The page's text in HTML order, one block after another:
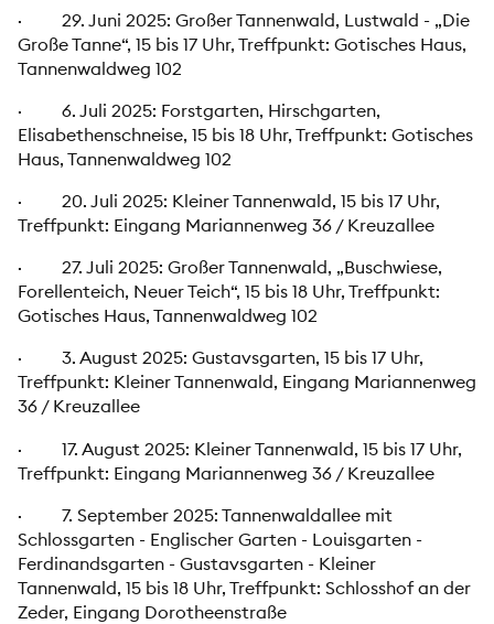
· 29. Juni 2025: Großer Tannenwald, Lustwald - „Die
Große Tanne“, 15 bis 17 Uhr, Treffpunkt: Gotisches Haus,
Tannenwaldweg 102
· 6. Juli 2025: Forstgarten, Hirschgarten,
Elisabethenschneise, 15 bis 18 Uhr, Treffpunkt: Gotisches
Haus, Tannenwaldweg 102
· 20. Juli 2025: Kleiner Tannenwald, 15 bis 17 Uhr,
Treffpunkt: Eingang Mariannenweg 36 / Kreuzallee
· 27. Juli 2025: Großer Tannenwald, „Buschwiese,
Forellenteich, Neuer Teich“, 15 bis 18 Uhr, Treffpunkt:
Gotisches Haus, Tannenwaldweg 102
· 3. August 2025: Gustavsgarten, 15 bis 17 Uhr,
Treffpunkt: Kleiner Tannenwald, Eingang Mariannenweg
36 / Kreuzallee
· 17. August 2025: Kleiner Tannenwald, 15 bis 17 Uhr,
Treffpunkt: Eingang Mariannenweg 36 / Kreuzallee
· 7. September 2025: Tannenwaldallee mit
Schlossgarten - Englischer Garten - Louisgarten -
Ferdinandsgarten - Gustavsgarten - Kleiner
Tannenwald, 15 bis 18 Uhr, Treffpunkt: Schlosshof an der
Zeder, Eingang Dorotheenstraße